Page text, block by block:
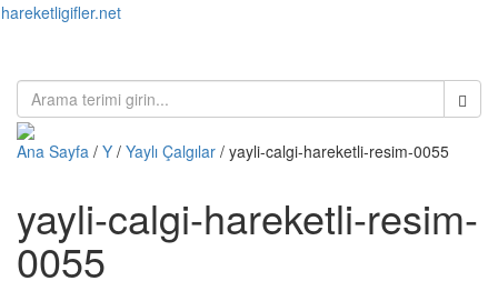
hareketligifler.net
Ana Sayfa / Y / Yaylı Çalgılar / yayli-calgi-hareketli-resim-0055
yayli-calgi-hareketli-resim-
0055